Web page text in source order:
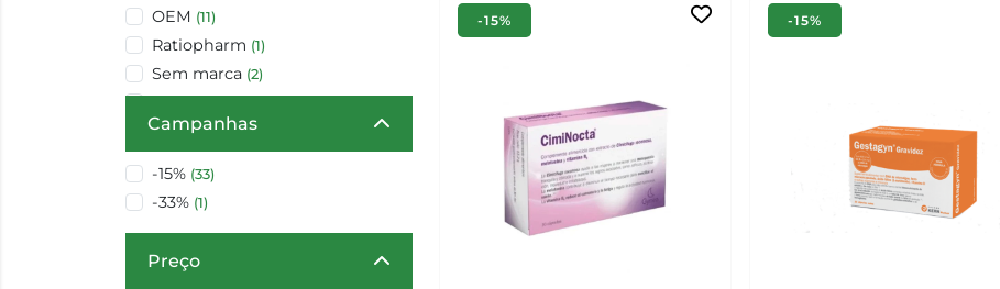
OEM (11)
Ratiopharm (1)
Sem marca (2)
Silfarmaplus
Campanhas
-15% (33)
-33% (1)
Preço
-15% -15%